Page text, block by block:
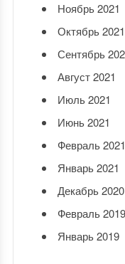
Ноябрь 2021
Октябрь 2021
Сентябрь
Август 2021
Июль 2021
Июнь 2021
Февраль 2021
Январь 2021
Декабрь 2020
Февраль 2019
Январь 2019